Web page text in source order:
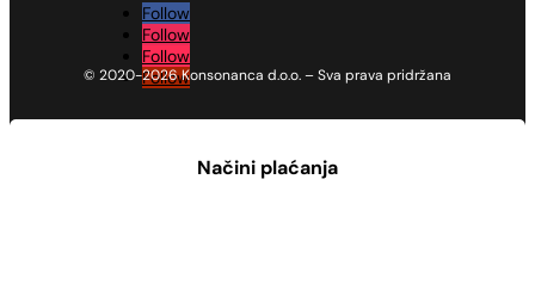
Follow
Follow
Follow
Follow
© 2020-2026 Konsonanca d.o.o. – Sva prava pridržana
Načini plaćanja